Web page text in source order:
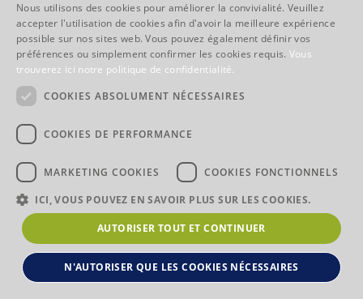
ENGLISH
ENGLISH
Nous utilisons des cookies pour améliorer la convivialité. Veuillez
accepter l'utilisation de cookies afin d'avoir la meilleure expérience
possible sur nos sites web. Vous pouvez également définir vos
préférences ou simplement confirmer les cookies requis. Vous
trouverez ici notre politique de confidentialité.
COOKIES ABSOLUMENT NÉCESSAIRES
COOKIES DE PERFORMANCE
MARKETING COOKIES COOKIES FONCTIONNELS
ICI, VOUS POUVEZ EN SAVOIR PLUS SUR LES COOKIES.
AUTORISER TOUT ET CONTINUER
N'AUTORISER QUE LES COOKIES NÉCESSAIRES